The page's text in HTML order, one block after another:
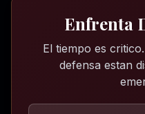
Enfrenta
El tiempo es
defensa estan